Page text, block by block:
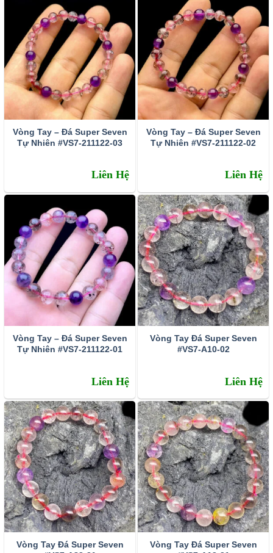
Vòng Tay – Đá Super Seven
Tự Nhiên #VS7-211122-03
Liên Hệ
Vòng Tay – Đá Super Seven
Tự Nhiên #VS7-211122-02
Liên Hệ
Vòng Tay – Đá Super Seven
Tự Nhiên #VS7-211122-01
Liên Hệ
Vòng Tay Đá Super Seven
#VS7-A10-02
Liên Hệ
Vòng Tay Đá Super Seven
Vòng Tay Đá Super Seven